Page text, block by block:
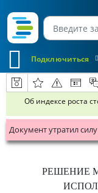
Подключиться
Об индексе роста
Документ утратил силу
РЕШЕНИЕ